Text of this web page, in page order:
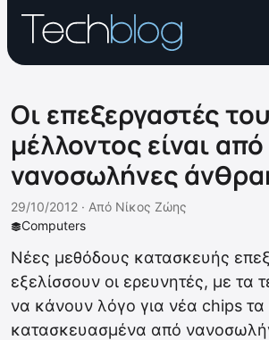
Οι επεξεργαστές του
μέλλοντος είναι από
νανοσωλήνες
Computers
29/10/2012 · Από Νίκος Ζώης
Νέες μεθόδους κατασκευής
εξελίσσουν οι ερευνητές, με τα
να κάνουν λόγο για νέα chips τα
κατασκευασμένα από